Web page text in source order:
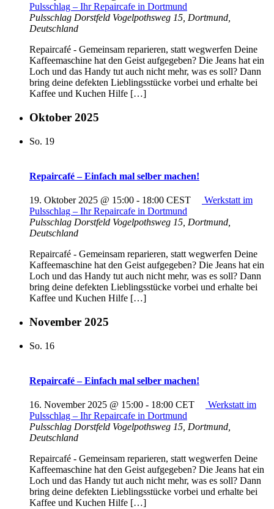
Pulsschlag – Ihr Repaircafe in Dortmund
Pulsschlag Dorstfeld Vogelpothsweg 15, Dortmund,
Deutschland
Repaircafé - Gemeinsam reparieren, statt wegwerfen Deine
Kaffeemaschine hat den Geist aufgegeben? Die Jeans hat ein
Loch und das Handy tut auch nicht mehr, was es soll? Dann
bring deine defekten Lieblingsstücke vorbei und erhalte bei
Kaffee und Kuchen Hilfe […]
Oktober 2025
So. 19
Repaircafé – Einfach mal selber machen!
19. Oktober 2025 @ 15:00 - 18:00 CEST
Werkstatt im
Pulsschlag – Ihr Repaircafe in Dortmund
Pulsschlag Dorstfeld Vogelpothsweg 15, Dortmund,
Deutschland
Repaircafé - Gemeinsam reparieren, statt wegwerfen Deine
Kaffeemaschine hat den Geist aufgegeben? Die Jeans hat ein
Loch und das Handy tut auch nicht mehr, was es soll? Dann
bring deine defekten Lieblingsstücke vorbei und erhalte bei
Kaffee und Kuchen Hilfe […]
November 2025
So. 16
Repaircafé – Einfach mal selber machen!
16. November 2025 @ 15:00 - 18:00 CET
Werkstatt im
Pulsschlag – Ihr Repaircafe in Dortmund
Pulsschlag Dorstfeld Vogelpothsweg 15, Dortmund,
Deutschland
Repaircafé - Gemeinsam reparieren, statt wegwerfen Deine
Kaffeemaschine hat den Geist aufgegeben? Die Jeans hat ein
Loch und das Handy tut auch nicht mehr, was es soll? Dann
bring deine defekten Lieblingsstücke vorbei und erhalte bei
Kaffee und Kuchen Hilfe […]